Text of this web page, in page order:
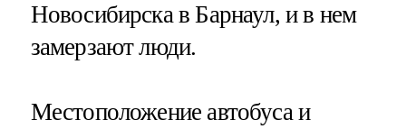
Новосибирска в Барнаул, и в нем
замерзают люди.
Местоположение автобуса и